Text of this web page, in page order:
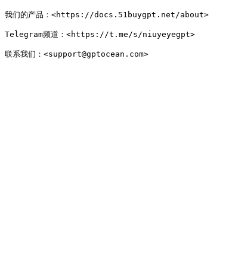
我们的产品：<https://docs.51buygpt.net/about>
Telegram频道：<https://t.me/s/niuyeyegpt>